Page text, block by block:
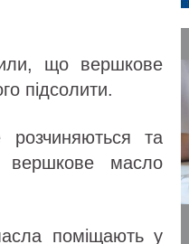
що вершкове
підсолити.
та
масло
поміщають у